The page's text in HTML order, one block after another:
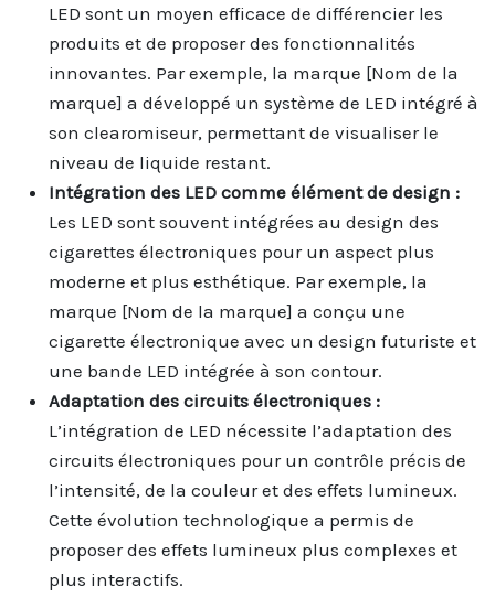
LED sont un moyen efficace de différencier les
produits et de proposer des fonctionnalités
innovantes. Par exemple, la marque [Nom de la
marque] a développé un système de LED intégré à
son clearomiseur, permettant de visualiser le
niveau de liquide restant.
Intégration des LED comme élément de design :
Les LED sont souvent intégrées au design des
cigarettes électroniques pour un aspect plus
moderne et plus esthétique. Par exemple, la
marque [Nom de la marque] a conçu une
cigarette électronique avec un design futuriste et
une bande LED intégrée à son contour.
Adaptation des circuits électroniques :
L’intégration de LED nécessite l’adaptation des
circuits électroniques pour un contrôle précis de
l’intensité, de la couleur et des effets lumineux.
Cette évolution technologique a permis de
proposer des effets lumineux plus complexes et
plus interactifs.